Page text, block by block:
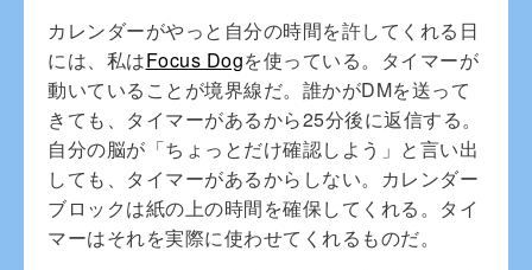
カレンダーがやっと自分の時間を許してくれる日
には、私はFocus Dogを使っている。タイマーが
動いていることが境界線だ。誰かがDMを送って
きても、タイマーがあるから25分後に返信する。
自分の脳が「ちょっとだけ確認しよう」と言い出
しても、タイマーがあるからしない。カレンダー
ブロックは紙の上の時間を確保してくれる。タイ
マーはそれを実際に使わせてくれるものだ。